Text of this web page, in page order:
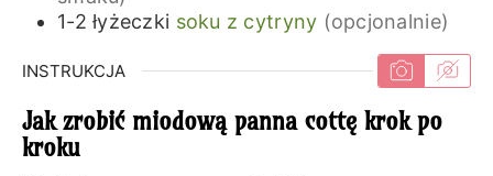
1-2 łyżeczki soku z cytryny (opcjonalnie)
INSTRUKCJA
Jak zrobić miodową panna cottę krok po
kroku